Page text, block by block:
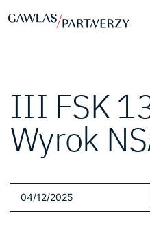
III FSK
Wyrok
04/12/2025